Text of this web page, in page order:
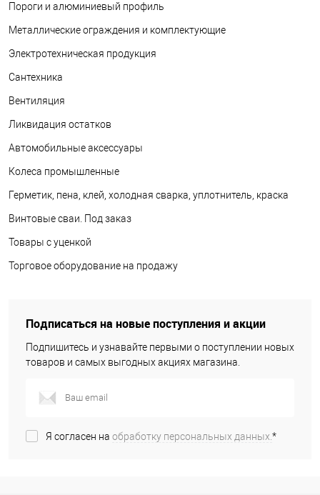
Пороги и алюминиевый профиль
Металлические ограждения и комплектующие
Электротехническая продукция
Сантехника
Вентиляция
Ликвидация остатков
Автомобильные аксессуары
Колеса промышленные
Герметик, пена, клей, холодная сварка, уплотнитель, краска
Винтовые сваи. Под заказ
Товары с уценкой
Торговое оборудование на продажу
Подписаться на новые поступления и акции
Подпишитесь и узнавайте первыми о поступлении новых
товаров и самых выгодных акциях магазина.
Я согласен на обработку персональных данных.*